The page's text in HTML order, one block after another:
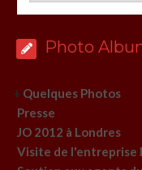
Photo
+ Quelques Photos
Presse
JO 2012 à Londres
Visite de l'entreprise